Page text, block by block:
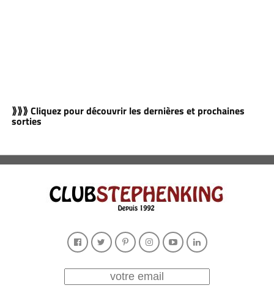
⟫⟫⟫ Cliquez pour découvrir les dernières et prochaines
sorties